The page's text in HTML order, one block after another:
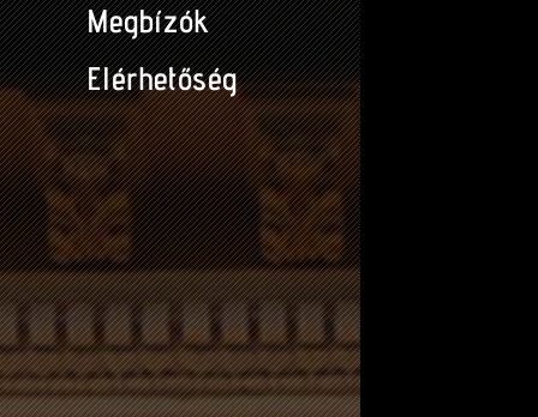
Megbízók
Elérhetőség